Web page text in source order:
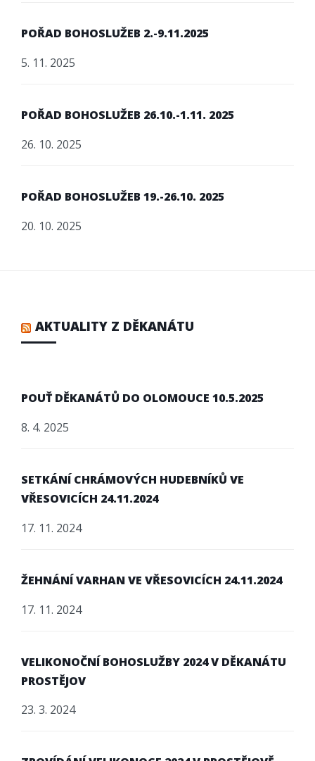
POŘAD BOHOSLUŽEB 2.-9.11.2025
5. 11. 2025
POŘAD BOHOSLUŽEB 26.10.-1.11. 2025
26. 10. 2025
POŘAD BOHOSLUŽEB 19.-26.10. 2025
20. 10. 2025
AKTUALITY Z DĚKANÁTU
POUŤ DĚKANÁTŮ DO OLOMOUCE 10.5.2025
8. 4. 2025
SETKÁNÍ CHRÁMOVÝCH HUDEBNÍKŮ VE
VŘESOVICÍCH 24.11.2024
17. 11. 2024
ŽEHNÁNÍ VARHAN VE VŘESOVICÍCH 24.11.2024
17. 11. 2024
VELIKONOČNÍ BOHOSLUŽBY 2024 V DĚKANÁTU
PROSTĚJOV
23. 3. 2024